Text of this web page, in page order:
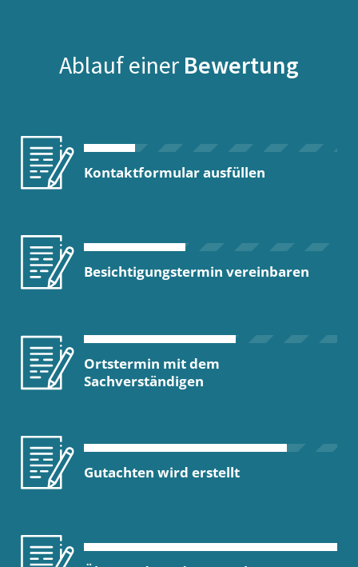
Ablauf einer Bewertung
Kontaktformular ausfüllen
Besichtigungstermin vereinbaren
Ortstermin mit dem
Sachverständigen
Gutachten wird erstellt